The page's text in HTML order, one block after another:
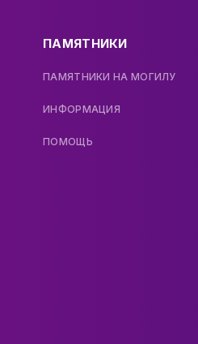
ПАМЯТНИКИ
ПАМЯТНИКИ НА МОГИЛУ
ИНФОРМАЦИЯ
ПОМОЩЬ